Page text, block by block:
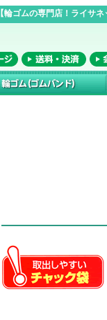
【輪ゴムの専門店！ライサ